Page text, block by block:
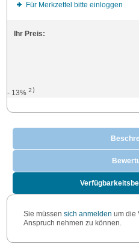
Für Merkzettel bitte einloggen
Ihr Preis:
- 13%2)
Sie müssen sich anmelden um die
Anspruch nehmen zu können.